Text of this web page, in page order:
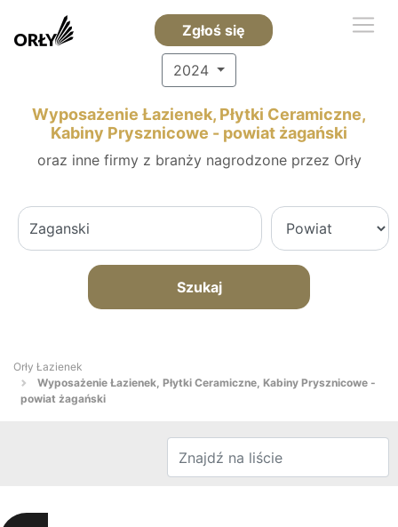
Zgłoś się
2024
Wyposażenie Łazienek, Płytki Ceramiczne,
Kabiny Prysznicowe - powiat żagański
oraz inne firmy z branży nagrodzone przez Orły
Szukaj
Orły Łazienek
Wyposażenie Łazienek, Płytki Ceramiczne, Kabiny Prysznicowe -
powiat żagański